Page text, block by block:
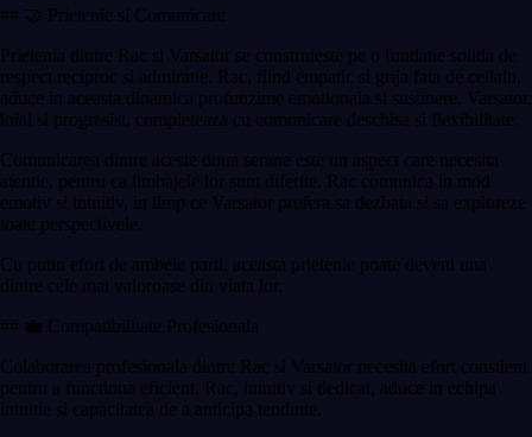
## 🤝 Prietenie si Comunicare
Prietenia dintre Rac si Varsator se construieste pe o fundatie solida de
respect reciproc si admiratie. Rac, fiind empatic si grija fata de ceilalti,
aduce in aceasta dinamica profunzime emotionala si sustinere. Varsator,
loial si progresist, completeaza cu comunicare deschisa si flexibilitate.
Comunicarea dintre aceste doua semne este un aspect care necesita
atentie, pentru ca limbajele lor sunt diferite. Rac comunica in mod
emotiv si intuitiv, in timp ce Varsator prefera sa dezbata si sa exploreze
toate perspectivele.
Cu putin efort de ambele parti, aceasta prietenie poate deveni una
dintre cele mai valoroase din viata lor.
## 💼 Compatibilitate Profesionala
Colaborarea profesionala dintre Rac si Varsator necesita efort constient
pentru a functiona eficient. Rac, intuitiv si dedicat, aduce in echipa
intuitie si capacitatea de a anticipa tendinte.